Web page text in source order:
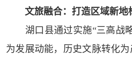
文旅融合：打造区域新地
湖口县通过实施“三高战
为发展动能，历史文脉转化